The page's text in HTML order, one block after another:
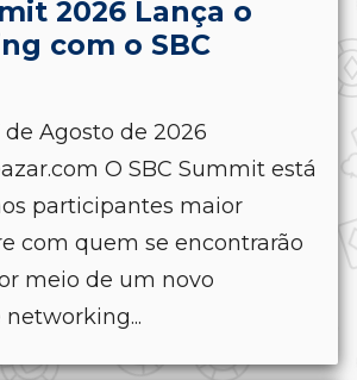
2026 Lança o
com o SBC
Agosto de 2026
O SBC Summit está
participantes maior
com quem se encontrarão
meio de um novo